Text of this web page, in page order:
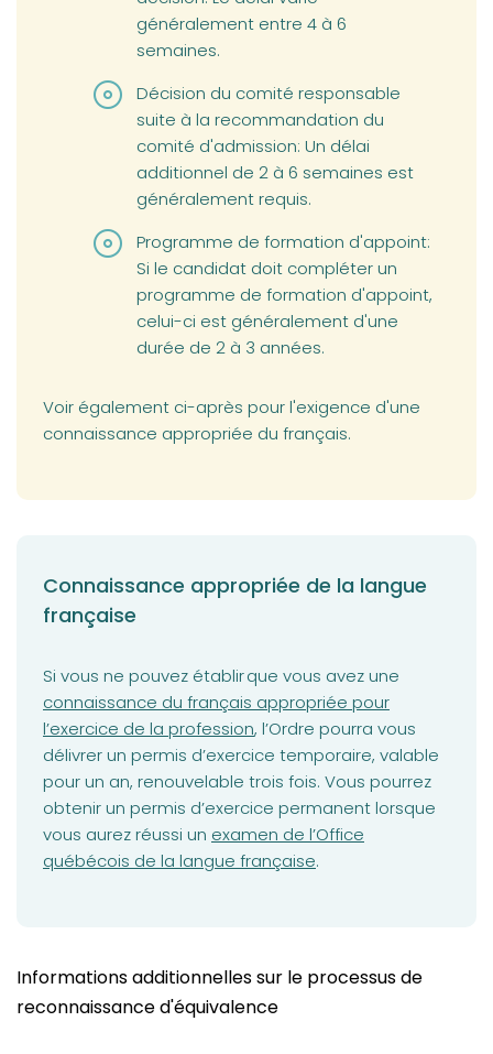
généralement entre 4 à 6
semaines.
Décision du comité responsable
suite à la recommandation du
comité d'admission: Un délai
additionnel de 2 à 6 semaines est
généralement requis.
Programme de formation d'appoint:
Si le candidat doit compléter un
programme de formation d'appoint,
celui-ci est généralement d'une
durée de 2 à 3 années.
Voir également ci-après pour l'exigence d'une
connaissance appropriée du français.
Connaissance appropriée de la langue
française
Si vous ne pouvez établir que vous avez une
connaissance du français appropriée pour
l’exercice de la profession, l’Ordre pourra vous
délivrer un permis d’exercice temporaire, valable
pour un an, renouvelable trois fois. Vous pourrez
obtenir un permis d’exercice permanent lorsque
vous aurez réussi un (opens in a new tab)
examen de l’Office
québécois de la langue française.
Informations additionnelles sur le processus de
reconnaissance d'équivalence